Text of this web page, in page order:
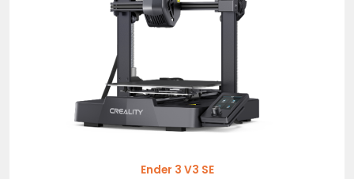
Ender 3 V3 SE